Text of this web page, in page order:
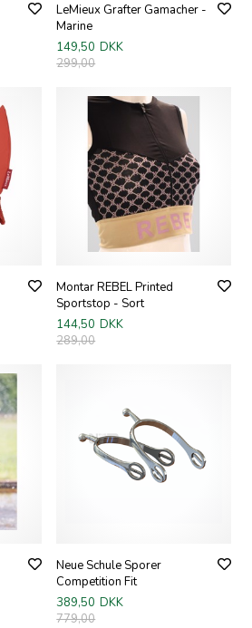
LeMieux Grafter Gamacher -
Marine
149,50 DKK
299,00
Montar REBEL Printed
Sportstop - Sort
144,50 DKK
289,00
Neue Schule Sporer
Competition Fit
389,50 DKK
779,00